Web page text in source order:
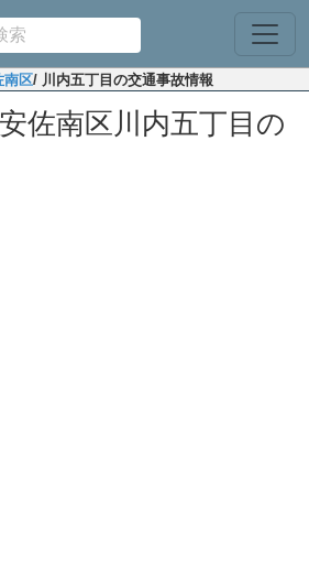
南区/ 川内五丁目の交通事故情報
佐南区川内五丁目の